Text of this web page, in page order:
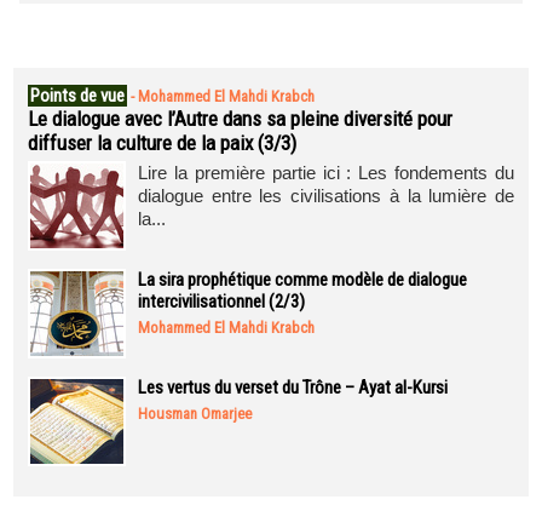
Points de vue - Mohammed El Mahdi Krabch
Le dialogue avec l’Autre dans sa pleine diversité pour
diffuser la culture de la paix (3/3)
Lire la première partie ici : Les fondements du
dialogue entre les civilisations à la lumière de
la...
La sira prophétique comme modèle de dialogue
intercivilisationnel (2/3)
Mohammed El Mahdi Krabch
Les vertus du verset du Trône – Ayat al-Kursi
Housman Omarjee